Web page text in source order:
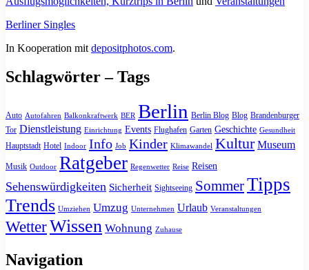
Berliner Singles
In Kooperation mit depositphotos.com.
Schlagwörter – Tags
Auto Autofahren Balkonkraftwerk BER Berlin Berlin Blog Blog Brandenburger
Tor Dienstleistung Einrichtung Events Flughafen Garten Geschichte Gesundheit
Hauptstadt Hotel Indoor Info Job Kinder Klimawandel Kultur Museum
Musik Outdoor Ratgeber Regenwetter Reise Reisen
Sehenswürdigkeiten Sicherheit Sightseeing SommerTipps
Trends Umziehen Umzug Unternehmen Urlaub Veranstaltungen
WetterWissen Wohnung Zuhause
Navigation